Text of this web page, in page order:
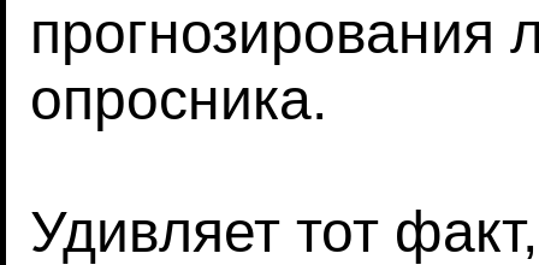
прогнозирования
опросника.
Удивляет тот